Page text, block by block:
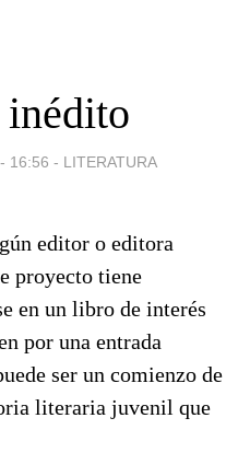
16:56 - LITERATURA
editor o editora
proyecto tiene
en un libro de interés
por una entrada
ser un comienzo de
literaria juvenil que